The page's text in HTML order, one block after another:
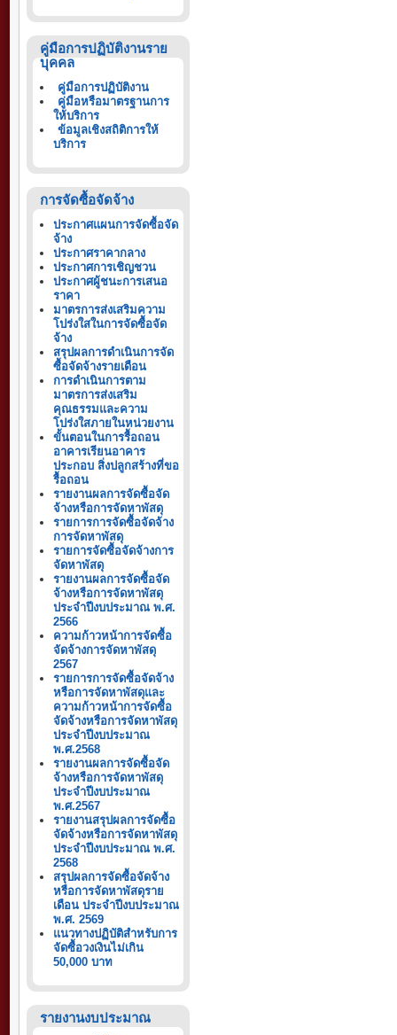
คู่มือการปฏิบัติงานราย
บุคคล
คู่มือการปฏิบัติงาน
คู่มือหรือมาตรฐานการ
ให้บริการ
ข้อมูลเชิงสถิติการให้
บริการ
การจัดซื้อจัดจ้าง
ประกาศแผนการจัดซื้อจัด
จ้าง
ประกาศราคากลาง
ประกาศการเชิญชวน
ประกาศผู้ชนะการเสนอ
ราคา
มาตรการส่งเสริมความ
โปร่งใสในการจัดซื้อจัด
จ้าง
สรุปผลการดำเนินการจัด
ซื้อจัดจ้างรายเดือน
การดำเนินการตาม
มาตรการส่งเสริม
คุณธรรมและความ
โปร่งใสภายในหน่วยงาน
ขั้นตอนในการรื้อถอน
อาคารเรียนอาคาร
ประกอบ สิ่งปลูกสร้างที่ขอ
รื้อถอน
รายงานผลการจัดซื้อจัด
จ้างหรือการจัดหาพัสดุ
รายการการจัดซื้อจัดจ้าง
การจัดหาพัสดุ
รายการจัดซื้อจัดจ้างการ
จัดหาพัสดุ
รายงานผลการจัดซื้อจัด
จ้างหรือการจัดหาพัสดุ
ประจำปีงบประมาณ พ.ศ.
2566
ความก้าวหน้าการจัดซื้อ
จัดจ้างการจัดหาพัสดุ
2567
รายการการจัดซื้อจัดจ้าง
หรือการจัดหาพัสดุและ
ความก้าวหน้าการจัดซื้อ
จัดจ้างหรือการจัดหาพัสดุ
ประจำปีงบประมาณ
พ.ศ.2568
รายงานผลการจัดซื้อจัด
จ้างหรือการจัดหาพัสดุ
ประจำปีงบประมาณ
พ.ศ.2567
รายงานสรุปผลการจัดซื้อ
จัดจ้างหรือการจัดหาพัสดุ
ประจำปีงบประมาณ พ.ศ.
2568
สรุปผลการจัดซื้อจัดจ้าง
หรือการจัดหาพัสดุราย
เดือน ประจำปีงบประมาณ
พ.ศ. 2569
แนวทางปฏิบัติสำหรับการ
จัดซื้อวงเงินไม่เกิน
50,000 บาท
รายงานงบประมาณ